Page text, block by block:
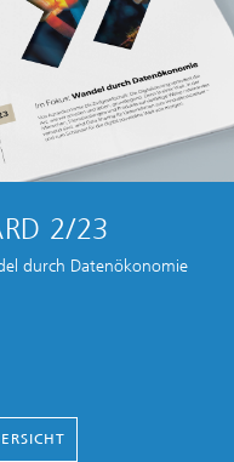
2/23
durch Datenökonomie